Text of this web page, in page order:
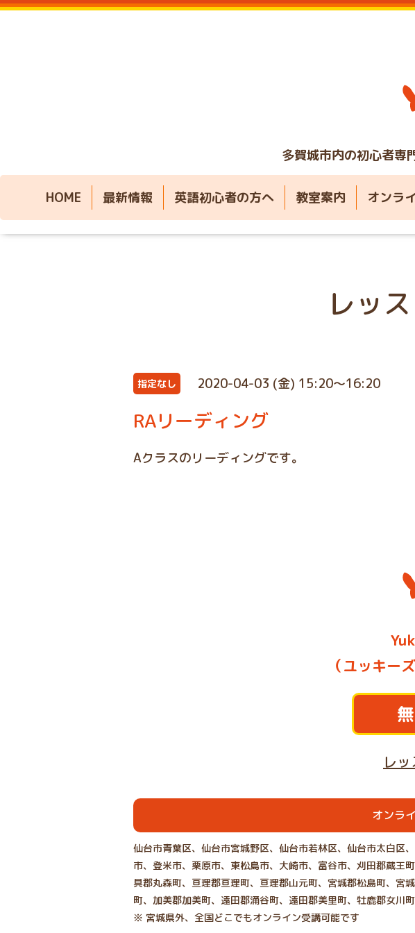
多賀城市内の初心者専
HOME 最新情報 英語初心者の方へ 教室案内 オンラ
レッ
指定なし 2020-04-03 (金) 15:20～16:20
RAリーディング
Aクラスのリーディングです。
（ユッキー
レ
オンラ
仙台市青葉区、仙台市宮城野区、仙台市若林区、仙台市太白区
市、登米市、栗原市、東松島市、大崎市、富谷市、刈田郡蔵王
具郡丸森町、亘理郡亘理町、亘理郡山元町、宮城郡松島町、宮
町、加美郡加美町、遠田郡涌谷町、遠田郡美里町、牡鹿郡女川
※ 宮城県外、全国どこでもオンライン受講可能です